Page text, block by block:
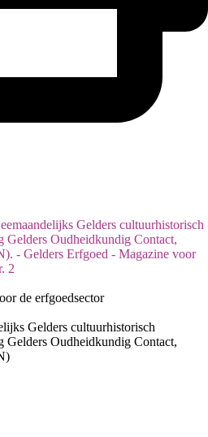
Gelders cultuurhistorisch
Oudheidkundig Contact,
- Gelders Erfgoed - Magazine voor
2
de erfgoedsector
Gelders cultuurhistorisch
Oudheidkundig Contact,